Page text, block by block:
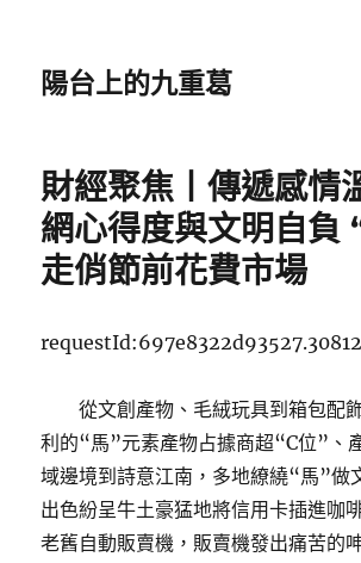
陽台上的九重葛
財經聚焦丨傳遞感情
網心得度與文明自負
走俏節前花費市場
從文創產物、毛絨玩具到箱包配
利的“馬”元素產物占據商超“C位”、
域邊境到詩意江南，多地繚繞“馬”做
出色紛呈牛土豪猛地將信用卡插進咖
老舊自動販賣機，販賣機發出痛苦的